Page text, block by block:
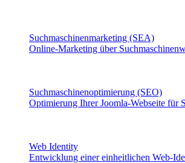
Suchmaschinenmarketing (SEA)
Online-Marketing über
Suchmaschinenoptimierung (SEO)
Optimierung Ihrer Joomla-Webseite für
Web Identity
Entwicklung einer einheitlichen Web-